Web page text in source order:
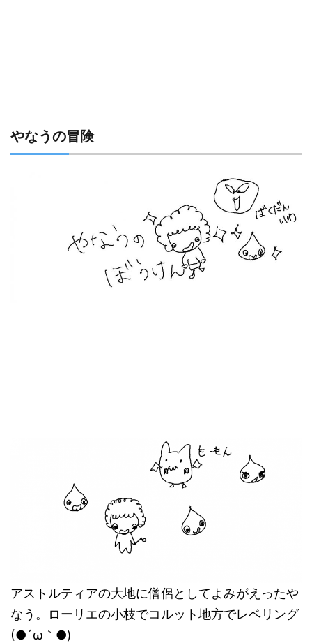
やなうの冒険
アストルティアの大地に僧侶としてよみがえったや
なう。ローリエの小枝でコルット地方でレベリング
(●´ω｀●)